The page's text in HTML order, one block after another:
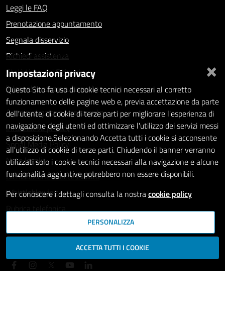
Leggi le FAQ
Prenotazione appuntamento
Segnala disservizio
Richiedi assistenza
Statistiche dei Siti web
Intranet - accesso riservato
Amministrazione trasparente
Informativa privacy
Social Media Policy
Note legali
Dichiarazione di accessibilità
Whistleblowing
Rubrica telefonica
SEGUICI SU
×
Impostazioni privacy
Questo Sito fa uso di cookie tecnici necessari al corretto
funzionamento delle pagine web e, previa accettazione da parte
dell'utente, di cookie di terze parti per migliorare l'esperienza di
navigazione degli utenti ed ottimizzare l'utilizzo dei servizi messi
a disposizione.Selezionando Accetta tutti i cookie si acconsente
all'utilizzo di cookie di terze parti. Chiudendo il banner verranno
utilizzati solo i cookie tecnici necessari alla navigazione e alcune
funzionalità aggiuntive potrebbero non essere disponibili.
Per conoscere i dettagli consulta la nostracookie policy
PERSONALIZZA
ACCETTA TUTTI I COOKIE